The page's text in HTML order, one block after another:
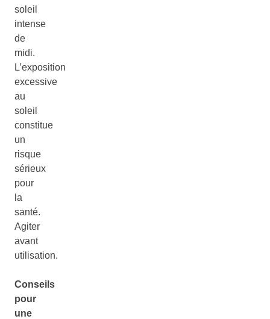
soleil
intense
de
midi.
L’exposition
excessive
au
soleil
constitue
un
risque
sérieux
pour
la
santé.
Agiter
avant
utilisation.
Conseils
pour
une